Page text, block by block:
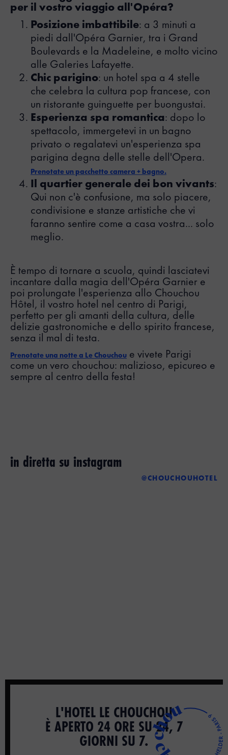
per il vostro viaggio all'Opéra?
Posizione imbattibile: a 3 minuti a
piedi dall'Opéra Garnier, tra i Grand
Boulevards e la Madeleine, e molto vicino
alle Galeries Lafayette.
Chic parigino: un hotel spa a 4 stelle
che celebra la cultura pop francese, con
un ristorante guinguette per buongustai.
Esperienza spa romantica: dopo lo
spettacolo, immergetevi in un bagno
privato o regalatevi un'esperienza spa
parigina degna delle stelle dell'Opera.
Prenotate un pacchetto camera + bagno.
Il quartier generale dei bon vivants:
Qui non c'è confusione, ma solo piacere,
condivisione e stanze artistiche che vi
faranno sentire come a casa vostra... solo
meglio.
È tempo di tornare a scuola, quindi lasciatevi
incantare dalla magia dell'Opéra Garnier e
poi prolungate l'esperienza allo Chouchou
Hôtel, il vostro hotel nel centro di Parigi,
perfetto per gli amanti della cultura, delle
delizie gastronomiche e dello spirito francese,
senza il mal di testa.
Prenotate una notte a Le Chouchou e vivete Parigi
come un vero chouchou: malizioso, epicureo e
sempre al centro della festa!
in diretta su instagram
@CHOUCHOUHOTEL
L'HOTEL LE CHOUCHOU
È APERTO 24 ORE SU 24, 7
GIORNI SU 7.